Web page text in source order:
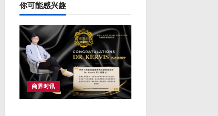
t
i
o
n
你可能感兴趣
商界时讯